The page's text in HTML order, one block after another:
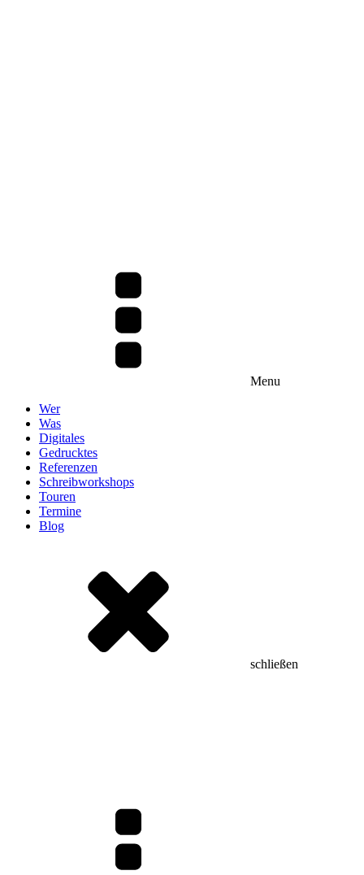
Menu
Wer
Was
Digitales
Gedrucktes
Referenzen
Schreibworkshops
Touren
Termine
Blog
schließen